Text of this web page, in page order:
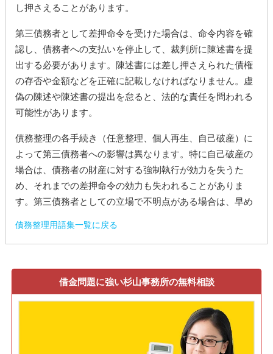
し押さえることがあります。
第三債務者として差押命令を受けた場合は、命令内容を確
認し、債務者への支払いを停止して、裁判所に陳述書を提
出する必要があります。陳述書には差し押さえられた債権
の存否や金額などを正確に記載しなければなりません。虚
偽の陳述や陳述書の提出を怠ると、法的な責任を問われる
可能性があります。
債務整理の各手続き（任意整理、個人再生、自己破産）に
よって第三債務者への影響は異なります。特に自己破産の
場合は、債務者の財産に対する強制執行が効力を失うた
め、それまでの差押命令の効力も失われることがありま
す。第三債務者としての立場で不明点がある場合は、早め
債務整理用語集一覧に戻る
借金問題に強い杉山事務所の無料相談